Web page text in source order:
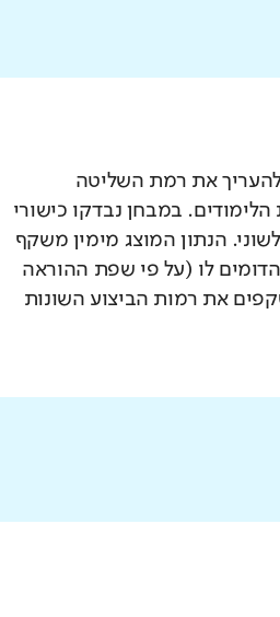
את רמת השליטה
במבחן נבדקו כישורי
הנתון המוצג מימין משקף
לו (על פי שפת ההוראה
את רמות הביצוע השונות